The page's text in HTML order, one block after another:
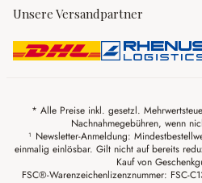
Unsere Versandpartner
* Alle Preise inkl. gesetzl.
Nachnahmegebühren, wenn
¹ Newsletter-Anmeldung:
einmalig einlösbar. Gilt nicht auf bereits
Kauf von
FSC®-Warenzeichenlizenznummer: FSC-